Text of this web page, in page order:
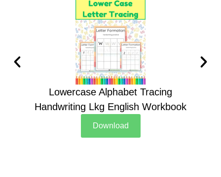
Lowercase Alphabet Tracing
Handwriting Lkg English Workbook
Download